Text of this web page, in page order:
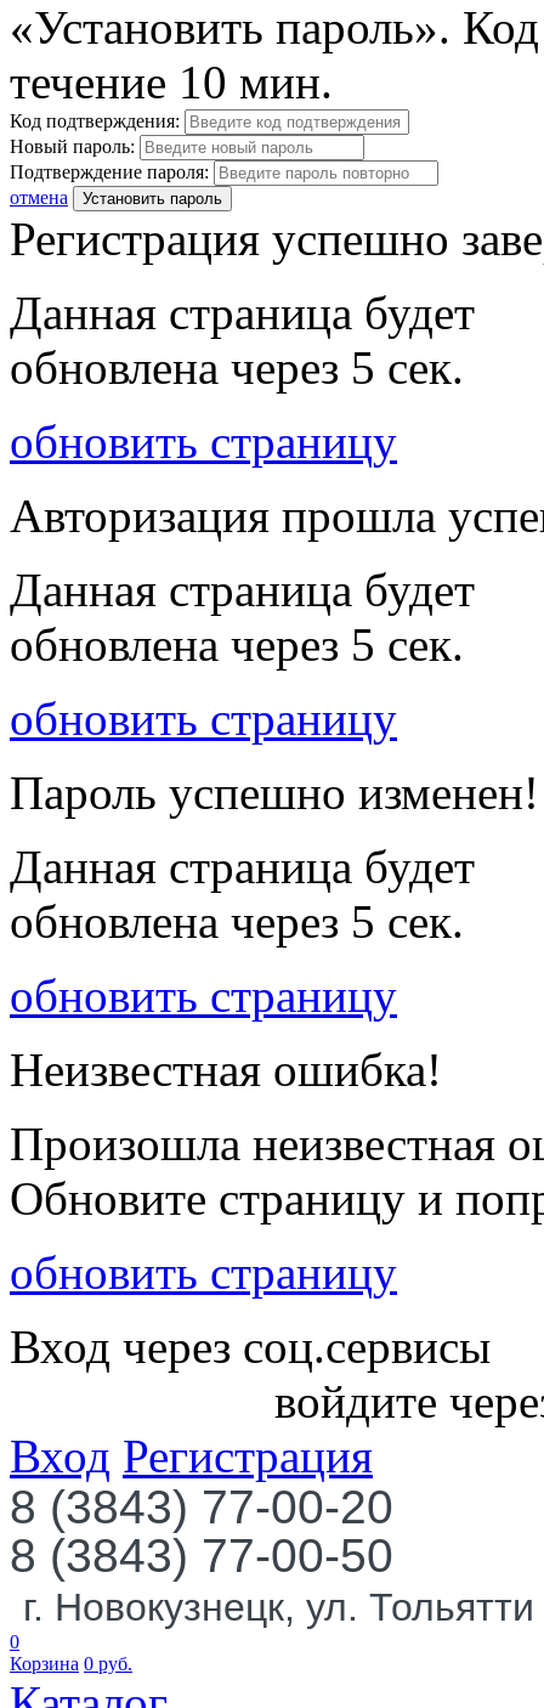
«Установить пароль».
течение 10 мин.
Код подтверждения:
Новый пароль:
Подтверждение пароля:
отмена
Установить пароль
Регистрация успешно
Данная страница будет
обновлена через 5 сек.
обновить страницу
Авторизация прошла
Данная страница будет
обновлена через 5 сек.
обновить страницу
Пароль успешно изменен!
Данная страница будет
обновлена через 5 сек.
обновить страницу
Неизвестная ошибка!
Произошла неизвестная
Обновите страницу и
обновить страницу
Вход через соц.сервисы
войдите
Вход Регистрация
8 (3843) 77-00-20
8 (3843) 77-00-50
г. Новокузнецк, ул.
0
Корзина 0 руб.